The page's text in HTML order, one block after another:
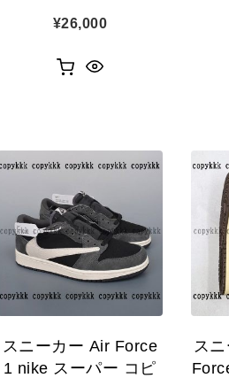
¥26,000
スニーカー Air Force
1 nike スーパー コピ
ス